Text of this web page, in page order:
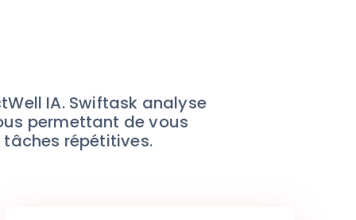
IA. Swiftask analyse
permettant de vous
répétitives.